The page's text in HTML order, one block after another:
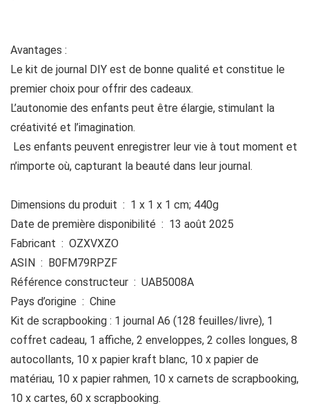
Avantages :
Le kit de journal DIY est de bonne qualité et constitue le
premier choix pour offrir des cadeaux.
L’autonomie des enfants peut être élargie, stimulant la
créativité et l’imagination.
️ Les enfants peuvent enregistrer leur vie à tout moment et
n’importe où, capturant la beauté dans leur journal.
Dimensions du produit ‏ : ‎ 1 x 1 x 1 cm; 440g
Date de première disponibilité ‏ : ‎ 13 août 2025
Fabricant ‏ : ‎ OZXVXZO
ASIN ‏ : ‎ B0FM79RPZF
Référence constructeur ‏ : ‎ UAB5008A
Pays d’origine ‏ : ‎ Chine
Kit de scrapbooking : 1 journal A6 (128 feuilles/livre), 1
coffret cadeau, 1 affiche, 2 enveloppes, 2 colles longues, 8
autocollants, 10 x papier kraft blanc, 10 x papier de
matériau, 10 x papier rahmen, 10 x carnets de scrapbooking,
10 x cartes, 60 x scrapbooking.